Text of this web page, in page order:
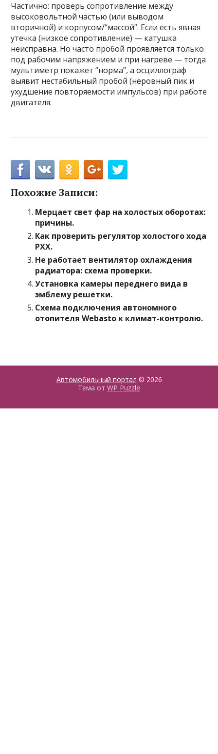
Частично: проверь сопротивление между
высоковольтной частью (или выводом
вторичной) и корпусом/“массой”. Если есть явная
утечка (низкое сопротивление) — катушка
неисправна. Но часто пробой проявляется только
под рабочим напряжением и при нагреве — тогда
мультиметр покажет “норма”, а осциллограф
выявит нестабильный пробой (неровный пик и
ухудшение повторяемости импульсов) при работе
двигателя.
Похожие Записи:
Мерцает свет фар на холостых оборотах:
причины.
Как проверить регулятор холостого хода
РХХ.
Не работает вентилятор охлаждения
радиатора: схема проверки.
Установка камеры переднего вида в
эмблему решетки.
Схема подключения автономного
отопителя Webasto к климат-контролю.
Автомобильный портал © 2026
Тема от WP Puzzle